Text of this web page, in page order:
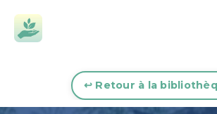
↩︎ Retour à la